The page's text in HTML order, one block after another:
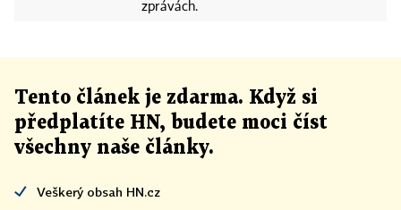
zprávách.
Tento článek je zdarma. Když si
předplatíte HN, budete moci číst
všechny naše články.
Veškerý obsah HN.cz